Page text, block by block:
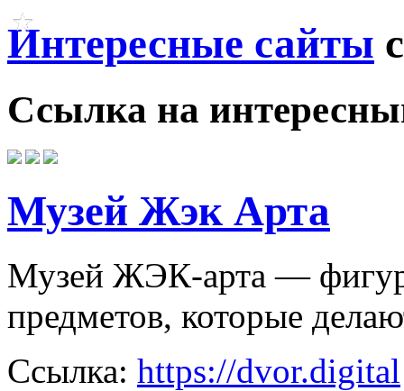
Интересные сайты
Ссылка на
Музей Жэк Арта
Музей ЖЭК-арта —
предметов, которые
Ссылка: https://dvor.digital